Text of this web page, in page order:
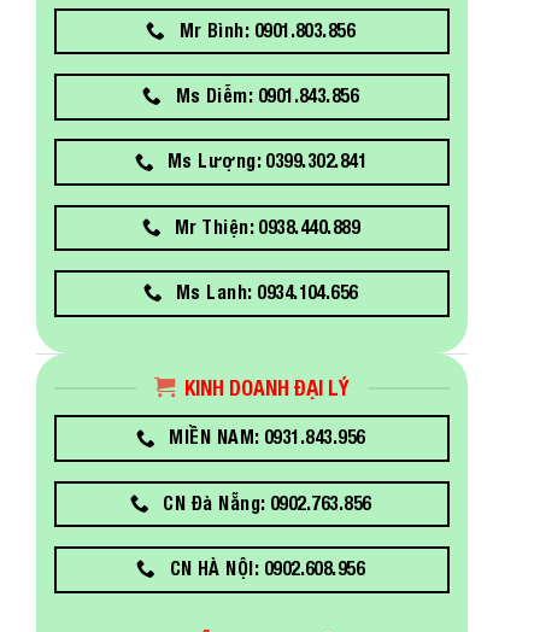
Mr Bình: 0901.803.856
Ms Diễm: 0901.843.856
Ms Lượng: 0399.302.841
Mr Thiện: 0938.440.889
Ms Lanh: 0934.104.656
KINH DOANH ĐẠI LÝ
MIỀN NAM: 0931.843.956
CN Đà Nẵng: 0902.763.856
CN HÀ NỘI: 0902.608.956